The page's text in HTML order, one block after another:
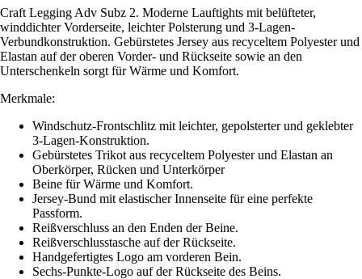
Craft Legging Adv Subz 2. Moderne Lauftights mit belüfteter,
winddichter Vorderseite, leichter Polsterung und 3-Lagen-
Verbundkonstruktion. Gebürstetes Jersey aus recyceltem Polyester und
Elastan auf der oberen Vorder- und Rückseite sowie an den
Unterschenkeln sorgt für Wärme und Komfort.
Merkmale:
Windschutz-Frontschlitz mit leichter, gepolsterter und geklebter
3-Lagen-Konstruktion.
Gebürstetes Trikot aus recyceltem Polyester und Elastan an
Oberkörper, Rücken und Unterkörper
Beine für Wärme und Komfort.
Jersey-Bund mit elastischer Innenseite für eine perfekte
Passform.
Reißverschluss an den Enden der Beine.
Reißverschlusstasche auf der Rückseite.
Handgefertigtes Logo am vorderen Bein.
Sechs-Punkte-Logo auf der Rückseite des Beins.